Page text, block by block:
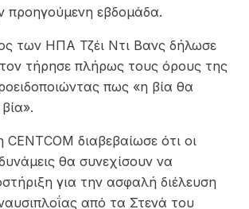
προηγούμενη εβδομάδα.
των ΗΠΑ Τζέι Ντι Βανς δήλωσε
τήρησε πλήρως τους όρους της
πως «η βία θα
διαβεβαίωσε ότι οι
θα συνεχίσουν να
για την ασφαλή διέλευση
από τα Στενά του